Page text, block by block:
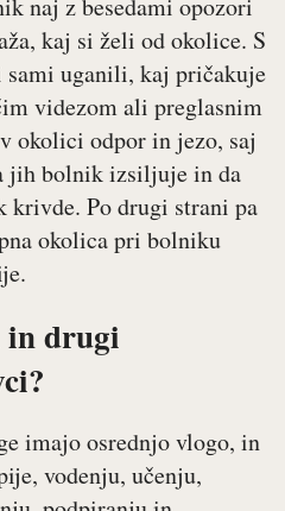
naj z besedami opozori
kaj si želi od okolice. S
sami uganili, kaj pričakuje
videzom ali preglasnim
okolici odpor in jezo, saj
jih bolnik izsiljuje in da
Po drugi strani pa
okolica pri bolniku
drugi
imajo osrednjo vlogo, in
vodenju, učenju,